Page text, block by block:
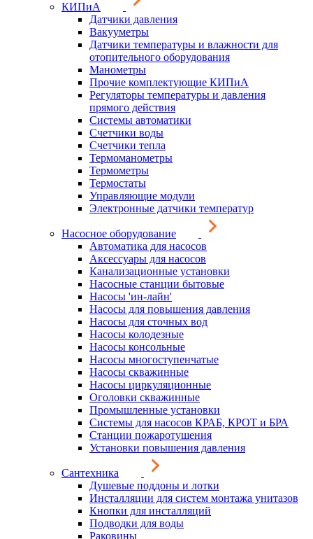
КИПиА
Датчики давления
Вакууметры
Датчики температуры и влажности для
отопительного оборудования
Манометры
Прочие комплектующие КИПиА
Регуляторы температуры и давления
прямого действия
Системы автоматики
Счетчики воды
Счетчики тепла
Термоманометры
Термометры
Термостаты
Управляющие модули
Электронные датчики температур
Насосное оборудование
Автоматика для насосов
Аксессуары для насосов
Канализационные установки
Насосные станции бытовые
Насосы 'ин-лайн'
Насосы для повышения давления
Насосы для сточных вод
Насосы колодезные
Насосы консольные
Насосы многоступенчатые
Насосы скважинные
Насосы циркуляционные
Оголовки скважинные
Промышленные установки
Системы для насосов КРАБ, КРОТ и БРА
Станции пожаротушения
Установки повышения давления
Сантехника
Душевые поддоны и лотки
Инсталляции для систем монтажа унитазов
Кнопки для инсталляций
Подводки для воды
Раковины